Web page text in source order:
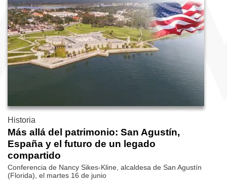
Historia
Más allá del patrimonio: San Agustín,
España y el futuro de un legado
compartido
Conferencia de Nancy Sikes-Kline, alcaldesa de San Agustín
(Florida), el martes 16 de junio